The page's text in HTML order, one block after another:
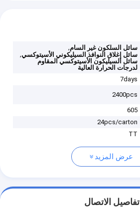
سائل السلكون غير السام,
سائل إغلاق النوافذ السيليكوني الأسيتوكسي,
سائل السيليكون الأسيتوكسي المقاوم
لدرجات الحرارة العالية
7days
2400pcs
605
24pcs/carton
TT
عرض المزيد
تفاصيل الاتصال